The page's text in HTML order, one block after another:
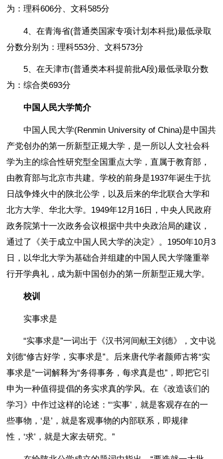
为：理科606分、文科585分
4、在青海省(普通类国家专项计划本科批)最低录取
分数分别为：理科553分、文科573分
5、在天津市(普通类本科提前批A段)最低录取分数
为：综合类693分
中国人民大学简介
中国人民大学(Renmin University of China)是中国共
产党创办的第一所新型正规大学，是一所以人文社会科
学为主的综合性研究型全国重点大学，直属于教育部，
由教育部与北京市共建。学校的前身是1937年诞生于抗
日战争烽火中的陕北公学，以及后来的华北联合大学和
北方大学、华北大学。1949年12月16日，中央人民政府
政务院第十一次政务会议根据中共中央政治局的建议，
通过了《关于成立中国人民大学的决定》。1950年10月3
日，以华北大学为基础合并组建的中国人民大学隆重举
行开学典礼，成为新中国创办的第一所新型正规大学。
校训
实事求是
“实事求是”一词出于《汉书河间献王刘德》，文中说
刘德“修古好学，实事求是”。后来唐代学者颜师古将“实
事求是”一词解释为“务得事务，每求真是也”，即把它引
申为一种值得提倡的务实求真的学风。在《改造该们的
学习》中作过这样的论述：“‘实事’，就是客观存在的一
些事物，‘是’，就是客观事物的内部联系，即规律
性，‘求’，就是大家去研究。”